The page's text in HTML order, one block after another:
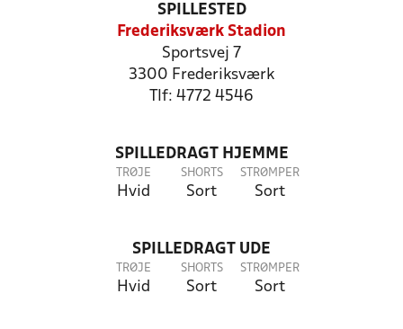
SPILLESTED
Frederiksværk Stadion
Sportsvej 7
3300 Frederiksværk
Tlf: 4772 4546
SPILLEDRAGT HJEMME
TRØJE
Hvid
SHORTS
Sort
STRØMPER
Sort
SPILLEDRAGT UDE
TRØJE
Hvid
SHORTS
Sort
STRØMPER
Sort